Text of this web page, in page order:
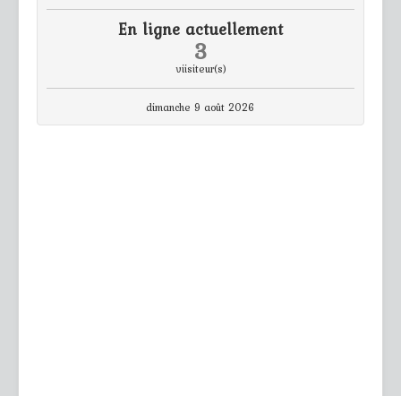
En ligne actuellement
3
viisiteur(s)
dimanche 9 août 2026